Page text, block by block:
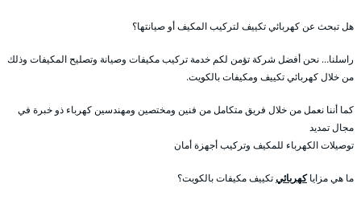
هل تبحث عن كهربائي تكييف لتركيب المكيف أو صيانتها؟
راسلنا… نحن أفضل شركة تؤمن لكم خدمة تركيب مكيفات وصيانة وتصليح المكيفات وذلك
من خلال كهربائي تكييف ومكيفات بالكويت.
كما أننا نعمل من خلال فريق متكامل من فنين ومختصين ومهندسين كهرباء ذو خبرة في
مجال تمديد
توصيلات الكهرباء للمكيف وتركيب أجهزة أمان
ما هي مزاياكهربائيتكييف مكيفات بالكويت؟